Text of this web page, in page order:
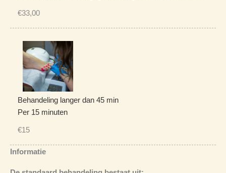
€33,00
Behandeling langer dan 45 min
Per 15 minuten
€15
Informatie